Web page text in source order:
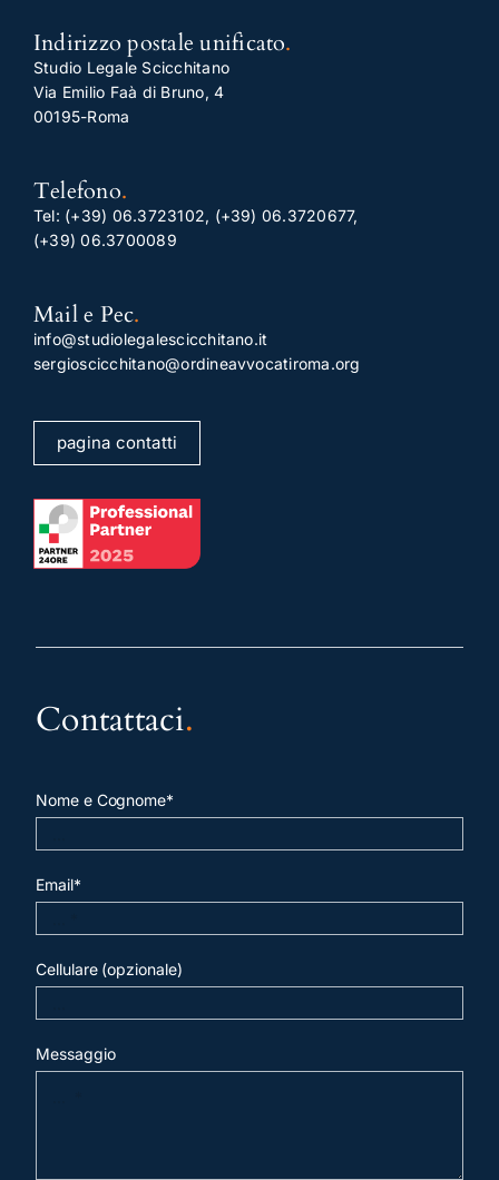
Indirizzo postale unificato.
Studio Legale Scicchitano
Via Emilio Faà di Bruno, 4
00195-Roma
Telefono.
Tel: (+39) 06.3723102, (+39) 06.3720677,
(+39) 06.3700089
Mail e Pec.
info@studiolegalescicchitano.it
sergioscicchitano@ordineavvocatiroma.org
pagina contatti
Contattaci.
Nome e Cognome*
Email*
Cellulare (opzionale)
Messaggio